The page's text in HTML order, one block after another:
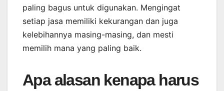
paling bagus untuk digunakan. Mengingat
setiap jasa memiliki kekurangan dan juga
kelebihannya masing-masing, dan mesti
memilih mana yang paling baik.
Apa alasan kenapa harus